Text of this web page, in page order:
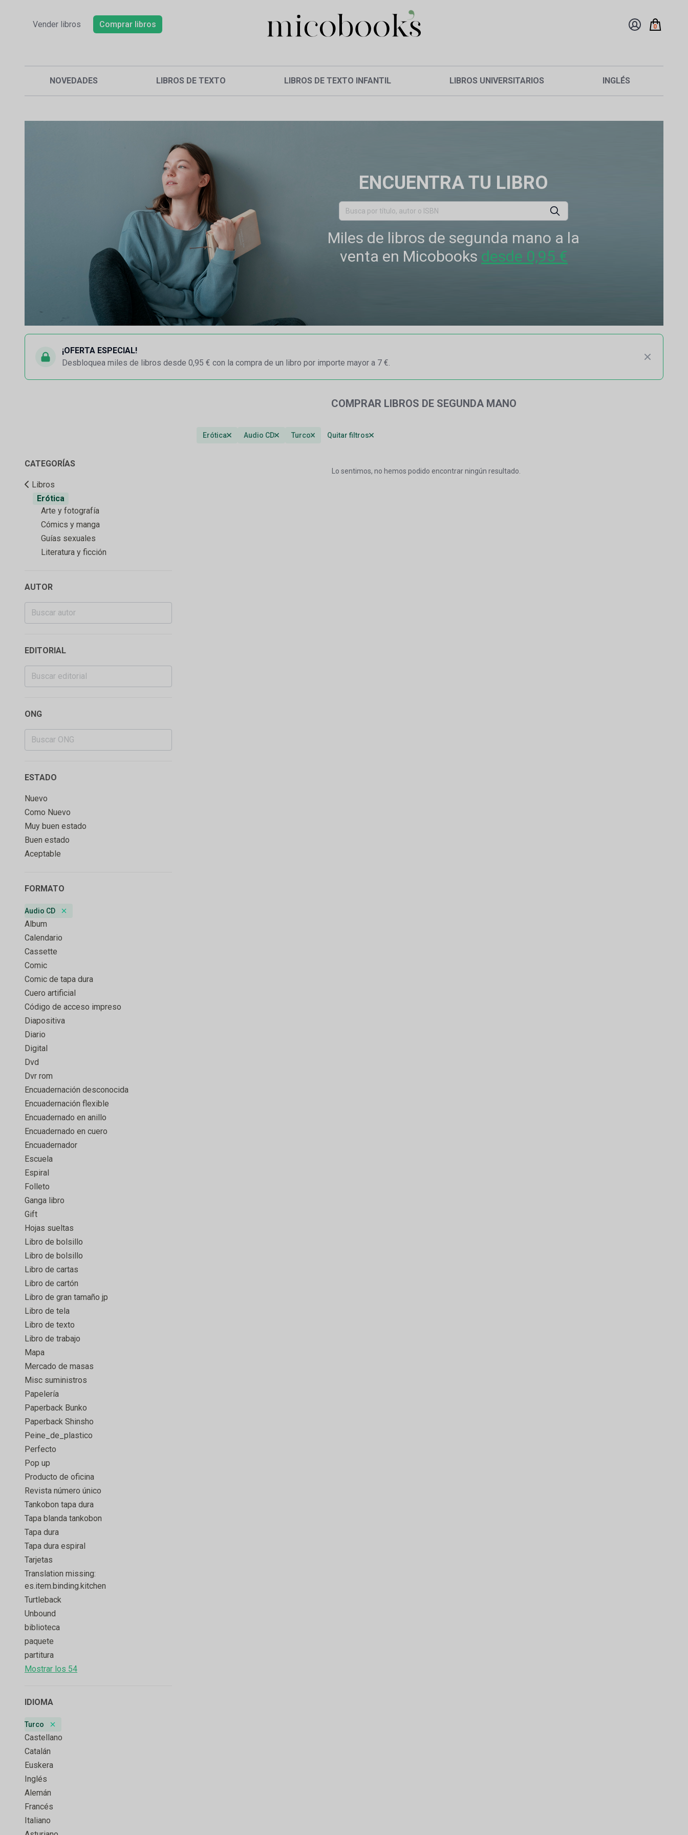
Vender libros Comprar libros 0
NOVEDADES LIBROS DE TEXTO LIBROS DE TEXTO INFANTIL LIBROS UNIVERSITARIOS INGLÉS
ENCUENTRA TU LIBRO
Miles de libros de segunda mano a la
venta en Micobooks desde 0,95 €
¡OFERTA ESPECIAL!
Desbloquea miles de libros desde 0,95 € con la compra de un libro por importe mayor a 7 €.
COMPRAR LIBROS DE SEGUNDA MANO
Erótica Audio CD Turco Quitar filtros
CATEGORÍAS
Libros
Erótica
Arte y fotografía
Cómics y manga
Guías sexuales
Literatura y ficción
AUTOR
EDITORIAL
ONG
ESTADO
Nuevo
Como Nuevo
Muy buen estado
Buen estado
Aceptable
FORMATO
Audio CD
Remove badge
Album
Calendario
Cassette
Comic
Comic de tapa dura
Cuero artificial
Código de acceso impreso
Diapositiva
Diario
Digital
Dvd
Dvr rom
Encuadernación desconocida
Encuadernación flexible
Encuadernado en anillo
Encuadernado en cuero
Encuadernador
Escuela
Espiral
Folleto
Ganga libro
Gift
Hojas sueltas
Libro de bolsillo
Libro de bolsillo
Libro de cartas
Libro de cartón
Libro de gran tamaño jp
Libro de tela
Libro de texto
Libro de trabajo
Mapa
Mercado de masas
Misc suministros
Papelería
Paperback Bunko
Paperback Shinsho
Peine_de_plastico
Perfecto
Pop up
Producto de oficina
Revista número único
Tankobon tapa dura
Tapa blanda tankobon
Tapa dura
Tapa dura espiral
Tarjetas
Translation missing:
es.item.binding.kitchen
Turtleback
Unbound
biblioteca
paquete
partitura
Mostrar los 54
IDIOMA
Turco
Remove badge
Castellano
Catalán
Euskera
Inglés
Alemán
Francés
Italiano
Lo sentimos, no hemos podido encontrar ningún resultado.